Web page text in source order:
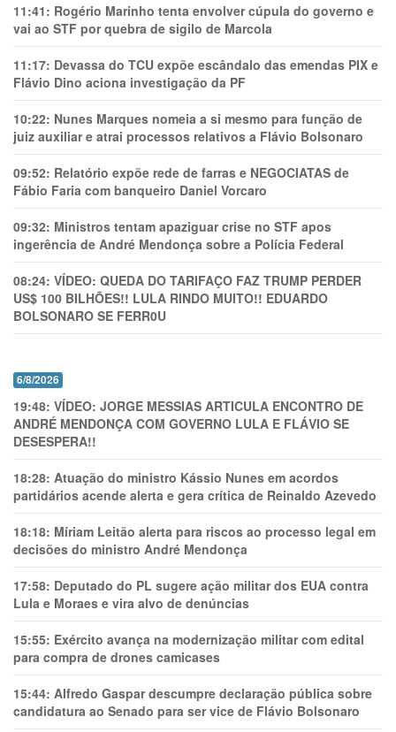
11:41: Rogério Marinho tenta envolver cúpula do governo e
vai ao STF por quebra de sigilo de Marcola
11:17: Devassa do TCU expõe escândalo das emendas PIX e
Flávio Dino aciona investigação da PF
10:22: Nunes Marques nomeia a si mesmo para função de
juiz auxiliar e atrai processos relativos a Flávio Bolsonaro
09:52: Relatório expõe rede de farras e NEGOCIATAS de
Fábio Faria com banqueiro Daniel Vorcaro
09:32: Ministros tentam apaziguar crise no STF apos
ingerência de André Mendonça sobre a Polícia Federal
08:24: VÍDEO: QUEDA DO TARIFAÇO FAZ TRUMP PERDER
US$ 100 BILHÕES!! LULA RINDO MUITO!! EDUARDO
BOLSONARO SE FERR0U
6/8/2026
19:48: VÍDEO: JORGE MESSIAS ARTICULA ENCONTRO DE
ANDRÉ MENDONÇA COM GOVERNO LULA E FLÁVIO SE
DESESPERA!!
18:28: Atuação do ministro Kássio Nunes em acordos
partidários acende alerta e gera crítica de Reinaldo Azevedo
18:18: Míriam Leitão alerta para riscos ao processo legal em
decisões do ministro André Mendonça
17:58: Deputado do PL sugere ação militar dos EUA contra
Lula e Moraes e vira alvo de denúncias
15:55: Exército avança na modernização militar com edital
para compra de drones camicases
15:44: Alfredo Gaspar descumpre declaração pública sobre
candidatura ao Senado para ser vice de Flávio Bolsonaro